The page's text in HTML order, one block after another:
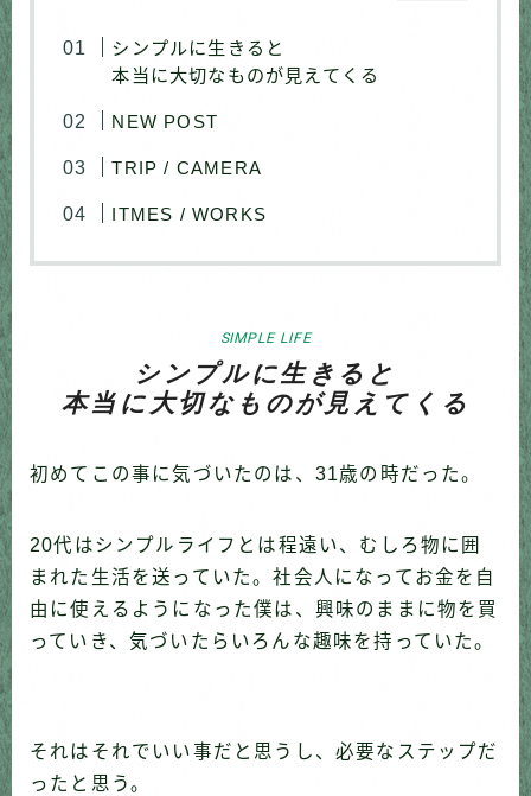
シンプルに生きると
本当に大切なものが見えてくる
NEW POST
TRIP / CAMERA
ITMES / WORKS
SIMPLE LIFE
シンプルに生きると
本当に大切なものが見えてくる
初めてこの事に気づいたのは、31歳の時だった。
20代はシンプルライフとは程遠い、むしろ物に囲
まれた生活を送っていた。社会人になってお金を自
由に使えるようになった僕は、興味のままに物を買
っていき、気づいたらいろんな趣味を持っていた。
それはそれでいい事だと思うし、必要なステップだ
ったと思う。